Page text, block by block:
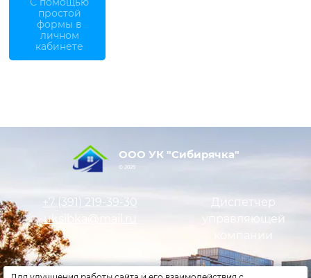
простой
формы в
личном
кабинете
ООО УК "Сибирячка"
© 2026
+7 (391) 219-39-30
uksibka@mail.ru
Диспетчер
управляющей